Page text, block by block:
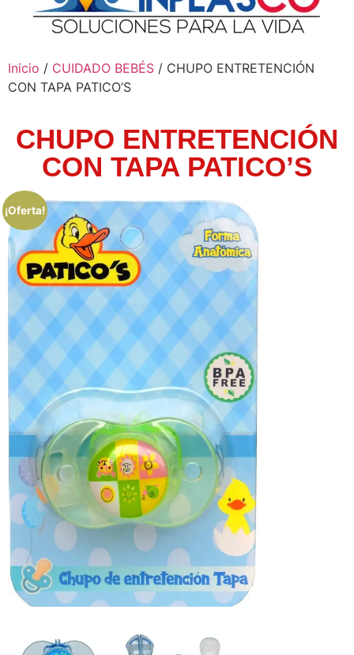
Inicio / CUIDADO BEBÉS / CHUPO ENTRETENCIÓN
CON TAPA PATICO’S
CHUPO ENTRETENCIÓN
CON TAPA PATICO’S
¡Oferta!